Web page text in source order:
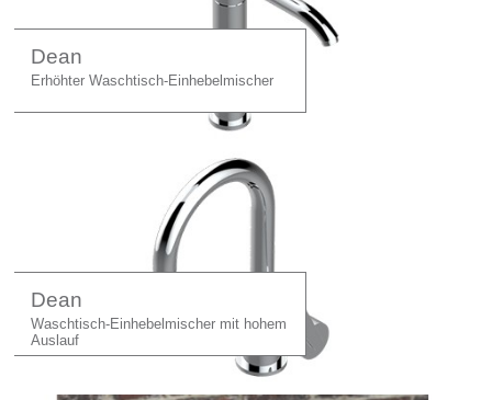
Dean
Erhöhter Waschtisch-Einhebelmischer
Dean
Waschtisch-Einhebelmischer mit hohem
Auslauf